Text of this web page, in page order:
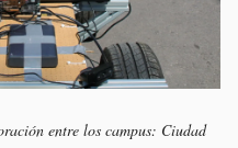
entre los campus: Ciudad